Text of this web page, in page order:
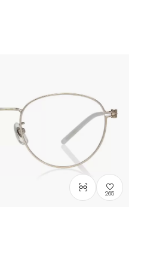
265